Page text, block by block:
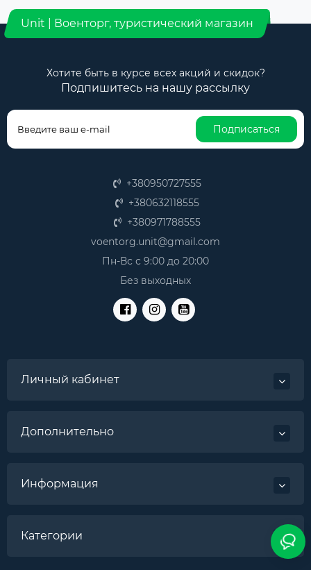
Unit | Военторг, туристический магазин
Хотите быть в курсе всех акций и скидок?
Подпишитесь на нашу рассылку
Подписаться
+380950727555
+380632118555
+380971788555
voentorg.unit@gmail.com
Пн-Вс с 9:00 до 20:00
Без выходных
Личный кабинет
Дополнительно
Информация
Категории